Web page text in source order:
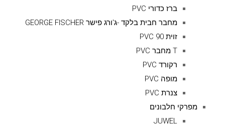
ברז כדורי PVC
מחבר חבית בלקד -ג'ורג פישר GEORGE FISCHER
זוית 90 PVC
T מחבר PVC
רקורד PVC
מופה PVC
צנרת PVC
מפרקי חלבונים
JUWEL